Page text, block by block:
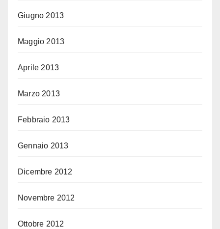
Giugno 2013
Maggio 2013
Aprile 2013
Marzo 2013
Febbraio 2013
Gennaio 2013
Dicembre 2012
Novembre 2012
Ottobre 2012